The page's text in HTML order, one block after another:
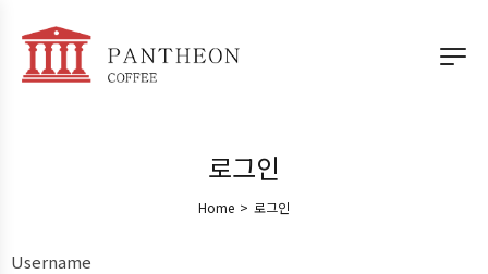
로그인
Home > 로그인
Username